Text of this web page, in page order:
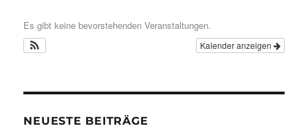
Es gibt keine bevorstehenden Veranstaltungen.
Kalender anzeigen
NEUESTE BEITRÄGE